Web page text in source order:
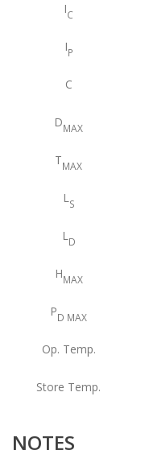
IC
IP
C
DMAX
TMAX
LS
LD
HMAX
PD MAX
Op. Temp.
Store Temp.
NOTES